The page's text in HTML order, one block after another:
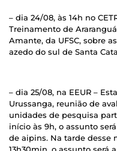
– dia 24/08, às 14h no
Treinamento de
Amante, da UFSC, sobre
azedo do sul de Santa
– dia 25/08, na EEUR –
Urussanga, reunião de
unidades de pesquisa
início às 9h, o assunto
de aipins. Na tarde desse